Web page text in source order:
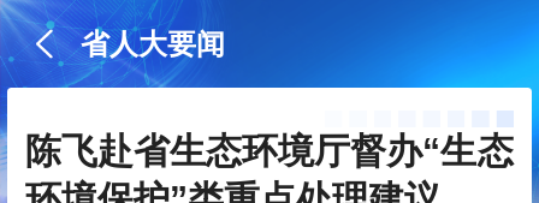
省人大要闻
陈飞赴省生态环境厅督办“生态